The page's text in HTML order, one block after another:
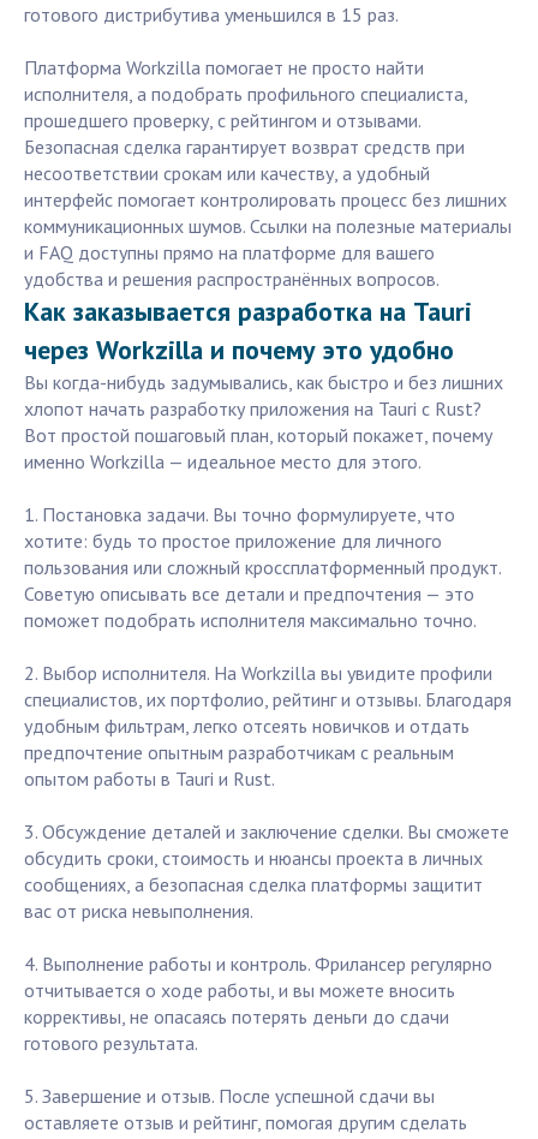
готового дистрибутива уменьшился в 15 раз.
Платформа Workzilla помогает не просто найти
исполнителя, а подобрать профильного специалиста,
прошедшего проверку, с рейтингом и отзывами.
Безопасная сделка гарантирует возврат средств при
несоответствии срокам или качеству, а удобный
интерфейс помогает контролировать процесс без лишних
коммуникационных шумов. Ссылки на полезные материалы
и FAQ доступны прямо на платформе для вашего
удобства и решения распространённых вопросов.
Как заказывается разработка на Tauri
через Workzilla и почему это удобно
Вы когда-нибудь задумывались, как быстро и без лишних
хлопот начать разработку приложения на Tauri с Rust?
Вот простой пошаговый план, который покажет, почему
именно Workzilla — идеальное место для этого.
1. Постановка задачи. Вы точно формулируете, что
хотите: будь то простое приложение для личного
пользования или сложный кроссплатформенный продукт.
Советую описывать все детали и предпочтения — это
поможет подобрать исполнителя максимально точно.
2. Выбор исполнителя. На Workzilla вы увидите профили
специалистов, их портфолио, рейтинг и отзывы. Благодаря
удобным фильтрам, легко отсеять новичков и отдать
предпочтение опытным разработчикам с реальным
опытом работы в Tauri и Rust.
3. Обсуждение деталей и заключение сделки. Вы сможете
обсудить сроки, стоимость и нюансы проекта в личных
сообщениях, а безопасная сделка платформы защитит
вас от риска невыполнения.
4. Выполнение работы и контроль. Фрилансер регулярно
отчитывается о ходе работы, и вы можете вносить
коррективы, не опасаясь потерять деньги до сдачи
готового результата.
5. Завершение и отзыв. После успешной сдачи вы
оставляете отзыв и рейтинг, помогая другим сделать